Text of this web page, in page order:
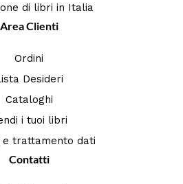
di libri in Italia
Area Clienti
Ordini
Desideri
Cataloghi
i tuoi libri
e trattamento dati
Contatti